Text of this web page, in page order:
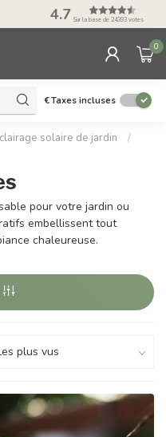
Service : du lundi
17.00
4.7 Sur la base de 24393 votes
0
€Taxes incluses
solaire de jardin
/
pour votre jardin ou
embellissent tout
chaleureuse.